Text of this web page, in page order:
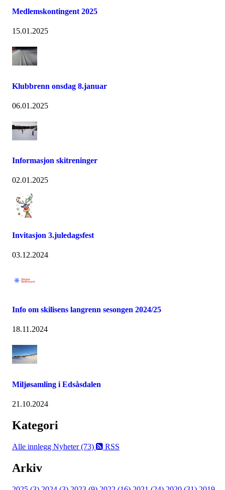
Medlemskontingent 2025
15.01.2025
Klubbrenn onsdag 8.januar
06.01.2025
Informasjon skitreninger
02.01.2025
Invitasjon 3.juledagsfest
03.12.2024
Info om skilisens langrenn sesongen 2024/25
18.11.2024
Miljøsamling i Edsåsdalen
21.10.2024
Kategori
Alle innlegg Nyheter (73) RSS
Arkiv